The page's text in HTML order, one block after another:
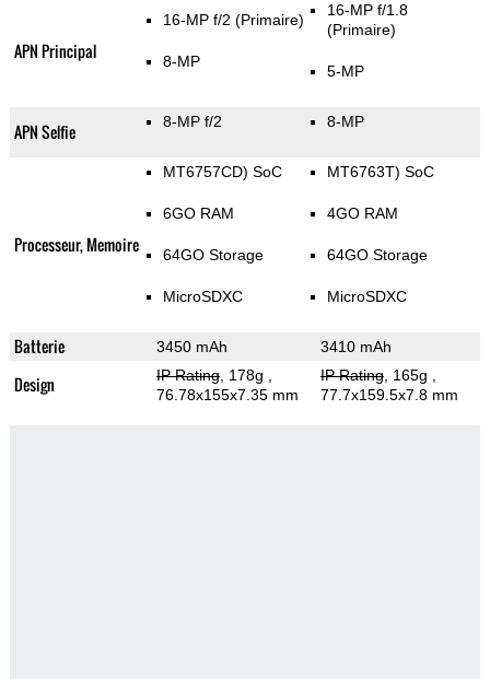
APN Principal
16-MP f/2 (Primaire)
8-MP
16-MP f/1.8
(Primaire)
5-MP
APN Selfie 8-MP f/2 8-MP
Processeur, Memoire
MT6757CD) SoC
6GO RAM
64GO Storage
MicroSDXC
MT6763T) SoC
4GO RAM
64GO Storage
MicroSDXC
Batterie 3450 mAh 3410 mAh
Design IP Rating, 178g
76.78x155x7.35 mm
IP Rating, 165g
77.7x159.5x7.8 mm